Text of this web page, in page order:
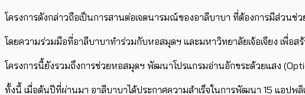
โครงการดังกล่าวถือเป็นการสานต่อเจตนารมณ์ของอาลีบาบา ที่ต้องการมีส่วนช่
โดยความร่วมมือที่อาลีบาบาทำร่วมกับหอสมุดฯ และมหาวิทยาลัยเจ้อเจียง เพื่อ
โครงการนี้ยังรวมถึงการช่วยหอสมุดฯ พัฒนาโปรแกรมอ่านอักขระด้วยแสง
ทั้งนี้ เมื่อต้นปีที่ผ่านมา อาลีบาบาได้ประกาศความสำเร็จในการพัฒนา 15 แอปพ